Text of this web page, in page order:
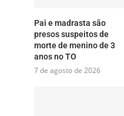
Pai e madrasta são
presos suspeitos de
morte de menino de 3
anos no TO
7 de agosto de 2026